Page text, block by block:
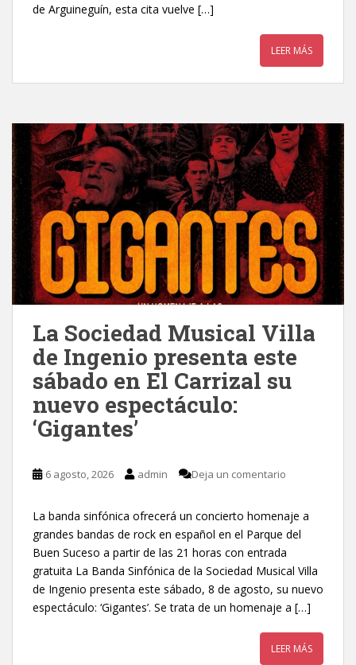
de Arguineguín, esta cita vuelve […]
LEER MÁS
La Sociedad Musical Villa
de Ingenio presenta este
sábado en El Carrizal su
nuevo espectáculo:
‘Gigantes’
6 agosto, 2026 admin Deja un comentario
La banda sinfónica ofrecerá un concierto homenaje a
grandes bandas de rock en español en el Parque del
Buen Suceso a partir de las 21 horas con entrada
gratuita La Banda Sinfónica de la Sociedad Musical Villa
de Ingenio presenta este sábado, 8 de agosto, su nuevo
espectáculo: ‘Gigantes’. Se trata de un homenaje a […]
LEER MÁS